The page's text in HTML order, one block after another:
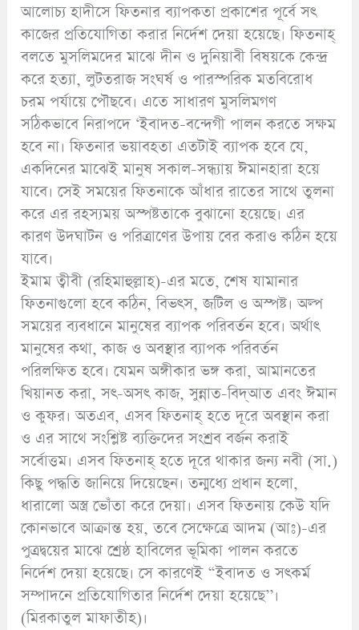
আলোচ্য হাদীসে ফিতনার ব্যাপকতা প্রকাশের পূর্বে সৎ
কাজের প্রতিযোগিতা করার নির্দেশ দেয়া হয়েছে। ফিতনাহ্
বলতে মুসলিমদের মাঝে দীন ও দুনিয়াবী বিষয়কে কেন্দ্র
করে হত্যা, লুটতরাজ সংঘর্ষ ও পারস্পরিক মতবিরোধ
চরম পর্যায়ে পৌছবে। এতে সাধারণ মুসলিমগণ
সঠিকভাবে নিরাপদে ‘ইবাদত-বন্দেগী পালন করতে সক্ষম
হবে না। ফিতনার ভয়াবহতা এতটাই ব্যাপক হবে যে,
একদিনের মাঝেই মানুষ সকাল-সন্ধ্যায় ঈমানহারা হয়ে
যাবে। সেই সময়ের ফিতনাকে আঁধার রাতের সাথে তুলনা
করে এর রহস্যময় অস্পষ্টতাকে বুঝানো হয়েছে। এর
কারণ উদঘাটন ও পরিত্রাণের উপায় বের করাও কঠিন হয়ে
যাবে।
ইমাম ত্বীবী (রহিমাহুল্লাহ)-এর মতে, শেষ যামানার
ফিতনাগুলো হবে কঠিন, বিভৎস, জটিল ও অস্পষ্ট। অল্প
সময়ের ব্যবধানে মানুষের ব্যাপক পরিবর্তন হবে। অর্থাৎ
মানুষের কথা, কাজ ও অবস্থার ব্যাপক পরিবর্তন
পরিলক্ষিত হবে। যেমন অঙ্গীকার ভঙ্গ করা, আমানতের
খিয়ানত করা, সৎ-অসৎ কাজ, সুন্নাত-বিদ্আত এবং ঈমান
ও কুফর। অতএব, এসব ফিতনাহ্ হতে দূরে অবস্থান করা
ও এর সাথে সংশ্লিষ্ট ব্যক্তিদের সংশ্রব বর্জন করাই
সর্বোত্তম। এসব ফিতনাহ্ হতে দূরে থাকার জন্য নবী (সা.)
কিছু পদ্ধতি জানিয়ে দিয়েছেন। তন্মধ্যে প্রধান হলো,
ধারালো অস্ত্র ভোঁতা করে দেয়া। এসব ফিতনায় কেউ যদি
কোনভাবে আক্রান্ত হয়, তবে সেক্ষেত্রে আদম (আঃ)-এর
পুত্রদ্বয়ের মাঝে শ্রেষ্ঠ হাবিলের ভূমিকা পালন করতে
নির্দেশ দেয়া হয়েছে। সে কারণেই “ইবাদত ও সৎকর্ম
সম্পাদনে প্রতিযোগিতার নির্দেশ দেয়া হয়েছে’’।
(মিরকাতুল মাফাতীহ)।